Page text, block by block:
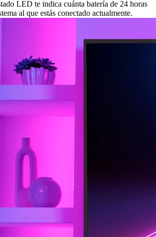
LED te indica cuánta batería de 24 horas
al que estás conectado actualmente.